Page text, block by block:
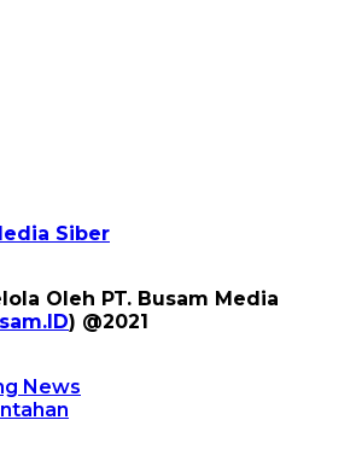
Siber
Oleh PT. Busam Media
) @2021
News